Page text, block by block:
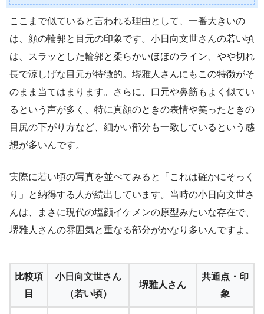
ここまで似ていると言われる理由として、一番大きいの
は、顔の輪郭と目元の印象です。小日向文世さんの若い頃
は、スラッとした輪郭と柔らかいほほのライン、やや切れ
長で涼しげな目元が特徴的。堺雅人さんにもこの特徴がそ
のまま当てはまります。さらに、口元や鼻筋もよく似てい
るという声が多く、特に真顔のときの表情や笑ったときの
目尻の下がり方など、細かい部分も一致しているという感
想が多いんです。
実際に若い頃の写真を並べてみると「これは確かにそっく
り」と納得する人が続出しています。当時の小日向文世さ
んは、まさに現代の塩顔イケメンの原型みたいな存在で、
堺雅人さんの雰囲気と重なる部分がかなり多いんですよ。
比較項
目
小日向文世さん
（若い頃）
堺雅人さん
共通点・印
象